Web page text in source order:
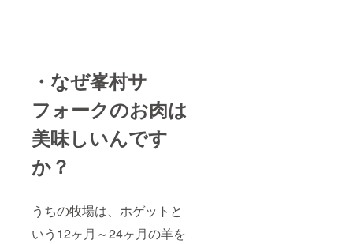
・なぜ峯村サ
フォークのお肉は
美味しいんです
か？
うちの牧場は、ホゲットと
いう12ヶ月～24ヶ月の羊を